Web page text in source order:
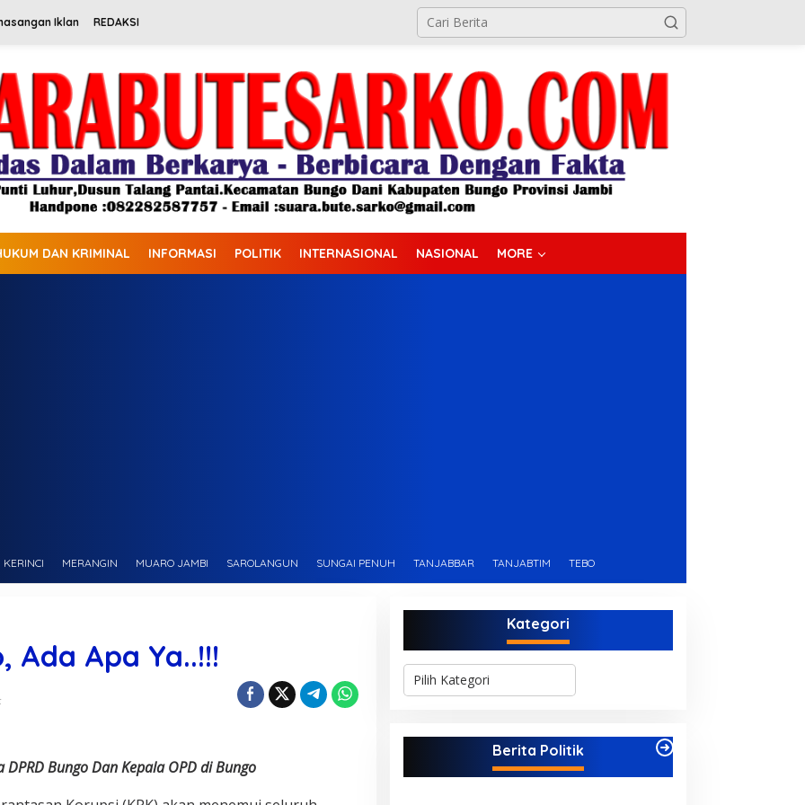
Iklan REDAKSI
DAN KRIMINAL INFORMASI POLITIK INTERNASIONAL NASIONAL MORE
KERINCI MERANGIN MUARO JAMBI SAROLANGUN SUNGAI PENUH TANJABBAR TANJABTIM TEBO
Ada Apa Ya..!!!
DPRD Bungo Dan Kepala OPD di Bungo
Kategori
K
g
Berita Politik